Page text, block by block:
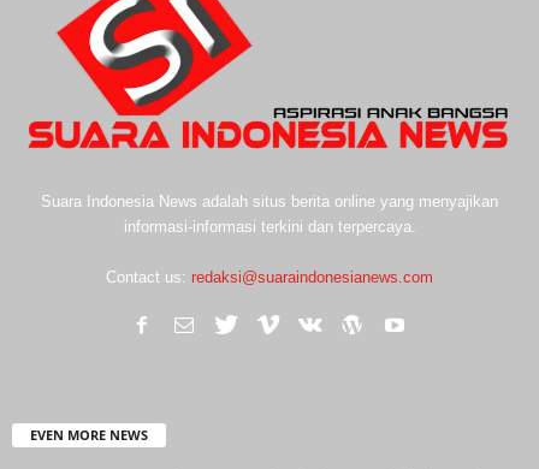
Suara Indonesia News adalah situs berita online yang menyajikan
informasi-informasi terkini dan terpercaya.
Contact us: redaksi@suaraindonesianews.com
EVEN MORE NEWS